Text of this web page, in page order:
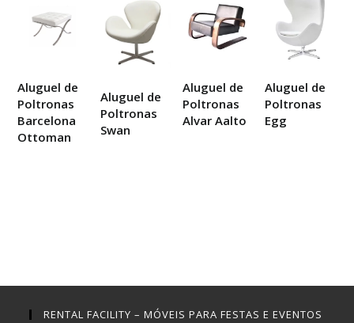
Aluguel de
Poltronas
Barcelona
Ottoman
Aluguel de
Poltronas
Swan
Aluguel de
Poltronas
Alvar Aalto
Aluguel de
Poltronas
Egg
RENTAL FACILITY – MÓVEIS PARA FESTAS E EVENTOS